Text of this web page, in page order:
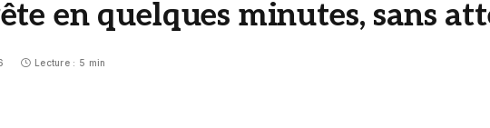
en quelques minutes, sans
Lecture : 5 min